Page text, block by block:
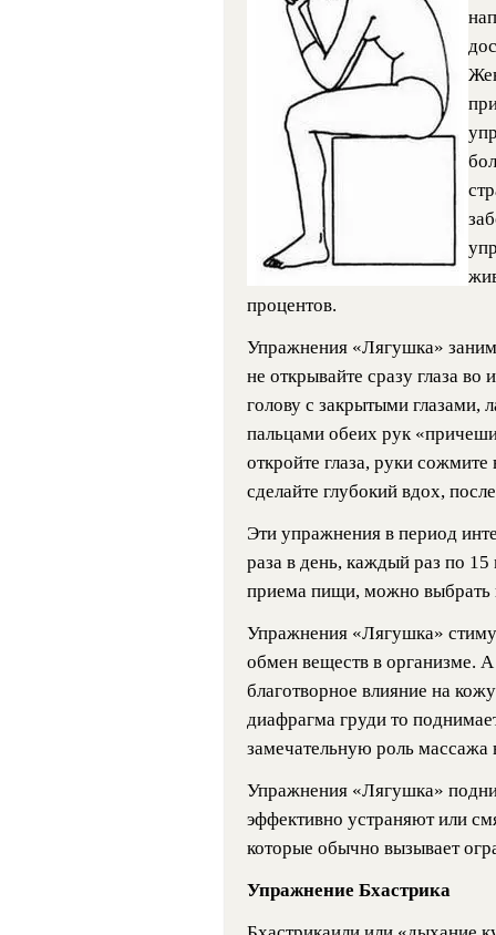
процентов.
Упражнения «Лягушка»
не открывайте сразу глаза
голову с закрытыми глазами,
пальцами обеих рук
откройте глаза, руки
сделайте глубокий вдох,
Эти упражнения в период
раза в день, каждый раз по
приема пищи, можно выбрать
Упражнения «Лягушка»
обмен веществ в организме.
благотворное влияние на
диафрагма груди то
замечательную роль массажа
Упражнения «Лягушка»
эффективно устраняют или
которые обычно вызывает
Упражнение Бхастрика